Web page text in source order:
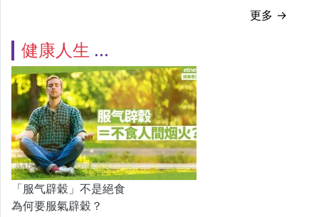
更多 →
健康人生
「服气辟穀」不是絕食
為何要服氣辟穀？